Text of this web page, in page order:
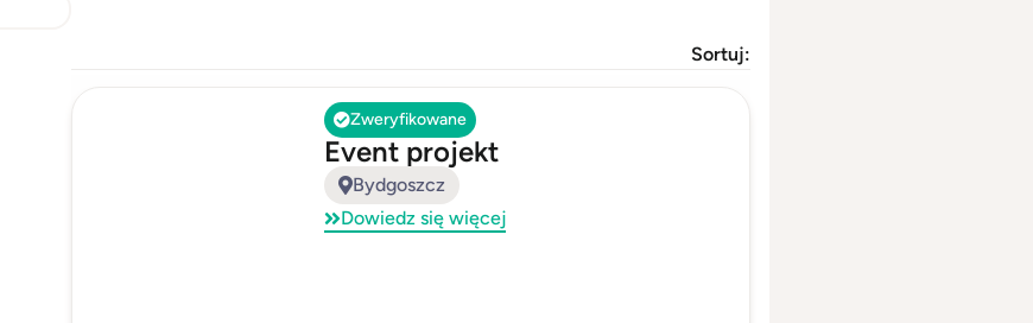
Sortuj:
Zweryfikowane
Event projekt
Bydgoszcz
Dowiedz się więcej